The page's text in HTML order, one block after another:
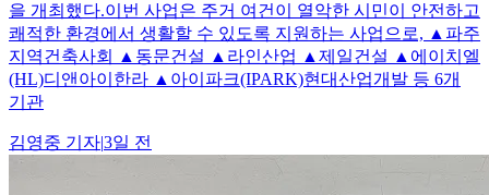
을 개최했다.이번 사업은 주거 여건이 열악한 시민이 안전하고
쾌적한 환경에서 생활할 수 있도록 지원하는 사업으로, ▲파주
지역건축사회 ▲동문건설 ▲라인산업 ▲제일건설 ▲에이치엘
(HL)디앤아이한라 ▲아이파크(IPARK)현대산업개발 등 6개
기관
김영중 기자|3일 전